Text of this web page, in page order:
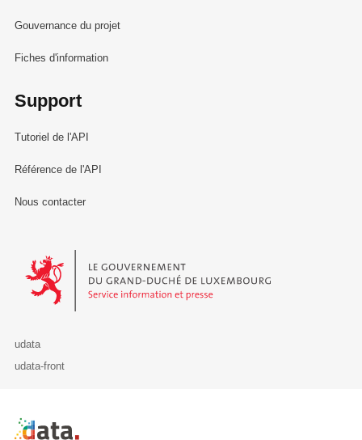
Gouvernance du projet
Fiches d'information
Support
Tutoriel de l'API
Référence de l'API
Nous contacter
Le Gouvernement du Grand-Duché de Luxembourg - Service
udata
udata-front
Retour à l'accueil de data.public.lu